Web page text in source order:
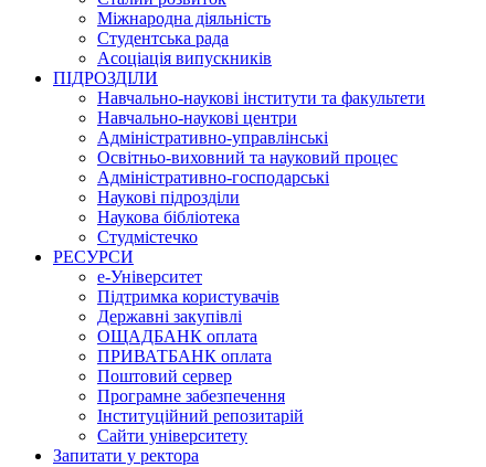
Міжнародна діяльність
Студентська рада
Асоціація випускників
ПІДРОЗДІЛИ
Навчально-наукові інститути та факультети
Навчально-наукові центри
Адміністративно-управлінські
Освітньо-виховний та науковий процес
Адміністративно-господарські
Наукові підрозділи
Наукова бібліотека
Студмістечко
РЕСУРСИ
е-Університет
Підтримка користувачів
Державні закупівлі
ОЩАДБАНК оплата
ПРИВАТБАНК оплата
Поштовий сервер
Програмне забезпечення
Інституційний репозитарій
Сайти університету
Запитати у ректора